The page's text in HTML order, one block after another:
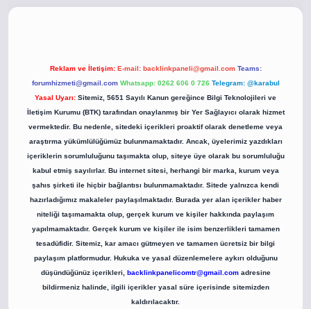
Reklam ve İletişim: E-mail: backlinkpaneli@gmail.com Teams:
forumhizmeti@gmail.com Whatsapp: 0262 606 0 726 Telegram: @karabul
Yasal Uyarı: Sitemiz, 5651 Sayılı Kanun gereğince Bilgi Teknolojileri ve
İletişim Kurumu (BTK) tarafından onaylanmış bir Yer Sağlayıcı olarak hizmet
vermektedir. Bu nedenle, sitedeki içerikleri proaktif olarak denetleme veya
araştırma yükümlülüğümüz bulunmamaktadır. Ancak, üyelerimiz yazdıkları
içeriklerin sorumluluğunu taşımakta olup, siteye üye olarak bu sorumluluğu
kabul etmiş sayılırlar. Bu internet sitesi, herhangi bir marka, kurum veya
şahıs şirketi ile hiçbir bağlantısı bulunmamaktadır. Sitede yalnızca kendi
hazırladığımız makaleler paylaşılmaktadır. Burada yer alan içerikler haber
niteliği taşımamakta olup, gerçek kurum ve kişiler hakkında paylaşım
yapılmamaktadır. Gerçek kurum ve kişiler ile isim benzerlikleri tamamen
tesadüfidir. Sitemiz, kar amacı gütmeyen ve tamamen ücretsiz bir bilgi
paylaşım platformudur. Hukuka ve yasal düzenlemelere aykırı olduğunu
düşündüğünüz içerikleri, backlinkpanelicomtr@gmail.comadresine
bildirmeniz halinde, ilgili içerikler yasal süre içerisinde sitemizden
kaldırılacaktır.